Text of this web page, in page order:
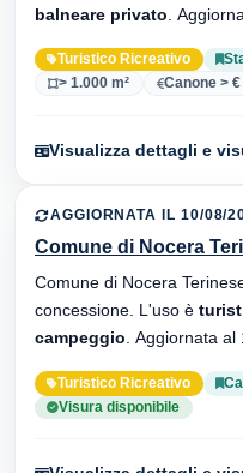
balneare privato
Turistico Ricreativo
> 1.000 m²
Canone >
Visualizza dettagli e
AGGIORNATA IL 10/08/
Comune di Nocera
Comune di Nocera
concessione. L'uso è
campeggio
Turistico Ricreativo
Visura disponibile